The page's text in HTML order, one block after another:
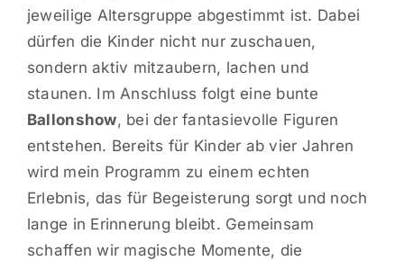
Kontakt
jeweilige Altersgruppe abgestimmt ist. Dabei
dürfen die Kinder nicht nur zuschauen,
sondern aktiv mitzaubern, lachen und
staunen. Im Anschluss folgt eine bunte
Ballonshow, bei der fantasievolle Figuren
entstehen. Bereits für Kinder ab vier Jahren
wird mein Programm zu einem echten
Erlebnis, das für Begeisterung sorgt und noch
lange in Erinnerung bleibt. Gemeinsam
schaffen wir magische Momente, die